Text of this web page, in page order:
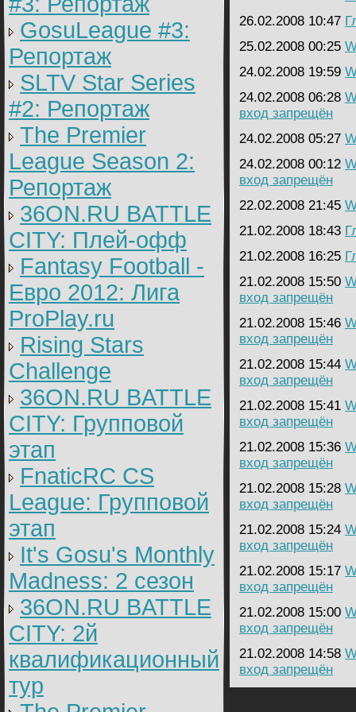
GosuLeague #3:
Репортаж
SLTV Star Series
#2: Репортаж
The Premier
League Season 2:
Репортаж
36ON.RU BATTLE
CITY: Плей-офф
Fantasy Football -
Евро 2012: Лига
ProPlay.ru
Rising Stars
Challenge
36ON.RU BATTLE
CITY: Групповой
этап
FnaticRC CS
League: Групповой
этап
It's Gosu's Monthly
Madness: 2 сезон
36ON.RU BATTLE
CITY: 2й
квалификационный
тур
26.02.2008 10:47
25.02.2008 00:25
24.02.2008 19:59
24.02.2008 06:28
вход запрещён
24.02.2008 05:27
24.02.2008 00:12
вход запрещён
22.02.2008 21:45
21.02.2008 18:43
21.02.2008 16:25
21.02.2008 15:50
вход запрещён
21.02.2008 15:46
вход запрещён
21.02.2008 15:44
вход запрещён
21.02.2008 15:41
вход запрещён
21.02.2008 15:36
вход запрещён
21.02.2008 15:28
вход запрещён
21.02.2008 15:24
вход запрещён
21.02.2008 15:17
вход запрещён
21.02.2008 15:00
вход запрещён
21.02.2008 14:58
вход запрещён